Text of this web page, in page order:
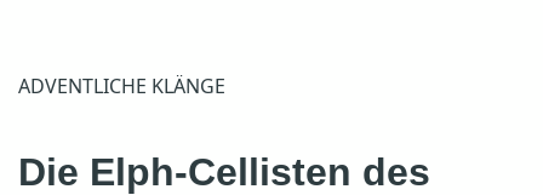
ADVENTLICHE KLÄNGE
Die Elph-Cellisten des